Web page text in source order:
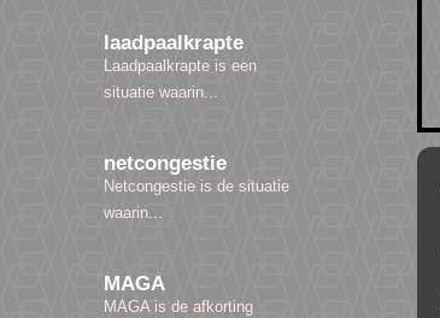
laadpaalkrapte
Laadpaalkrapte is een
situatie waarin...
netcongestie
Netcongestie is de situatie
waarin...
MAGA
MAGA is de afkorting